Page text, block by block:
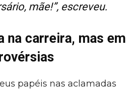
mãe!”, escreveu.
na carreira, mas em
papéis nas aclamadas